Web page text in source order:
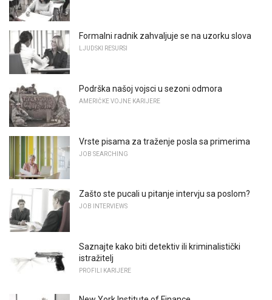
Formalni radnik zahvaljuje se na uzorku slova
LJUDSKI RESURSI
Podrška našoj vojsci u sezoni odmora
AMERIČKE VOJNE KARIJERE
Vrste pisama za traženje posla sa primerima
JOB SEARCHING
Zašto ste pucali u pitanje intervju sa poslom?
JOB INTERVIEWS
Saznajte kako biti detektiv ili kriminalistički
istražitelj
PROFILI KARIJERE